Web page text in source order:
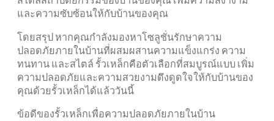
และความซับซ้อนให้กับบ้านของคุณ
โดยสรุป หากคุณกำลังมองหาโซลูชั่นรักษาความ
ปลอดภัยภายในบ้านที่ผสมผสานความแข็งแกร่ง ความ
ทนทาน และสไตล์ รั้วเหล็กคือตัวเลือกที่สมบูรณ์แบบ เพิ่ม
ความปลอดภัยและความสวยงามดึงดูดใจให้กับบ้านของ
คุณด้วยรั้วเหล็กได้แล้ววันนี้
ข้อดีของรั้วเหล็กเพื่อความปลอดภัยภายในบ้าน